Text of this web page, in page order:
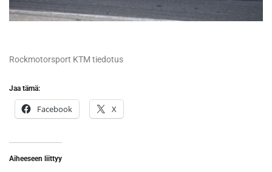
Rockmotorsport KTM tiedotus
Jaa tämä:
Facebook X
Aiheeseen liittyy